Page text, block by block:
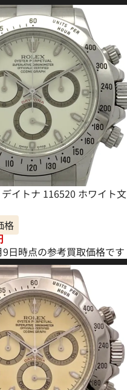
イトナ 116520 ホワイト文
格
日時点の参考買取価格です